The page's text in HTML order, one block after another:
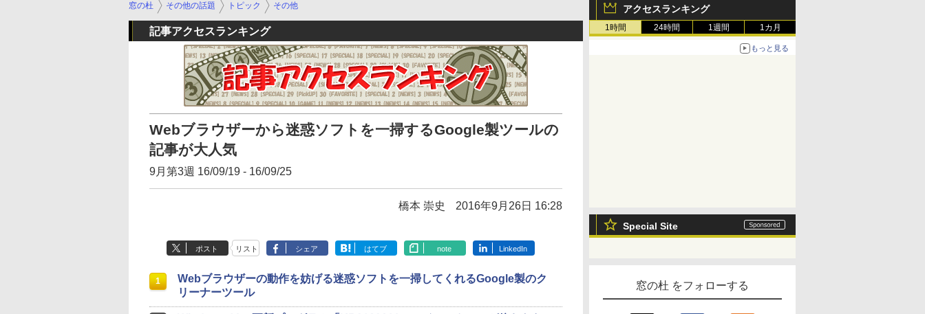
アクセスランキング
1時間 24時間 1週間 1カ月
もっと見る
Special Site
窓の杜 をフォローする
窓の杜 その他の話題 トピック その他
記事アクセスランキング
Webブラウザーから迷惑ソフトを一掃するGoogle製ツールの
記事が大人気
9月第3週 16/09/19 - 16/09/25
橋本 崇史 2016年9月26日 16:28
ポスト リスト シェア はてブ note LinkedIn
1
Webブラウザーの動作を妨げる迷惑ソフトを一掃してくれるGoogle製のク
リーナーツール